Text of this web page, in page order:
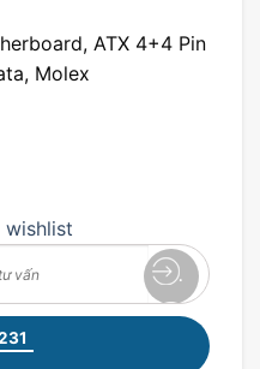
ATX 4+4 Pin
Molex